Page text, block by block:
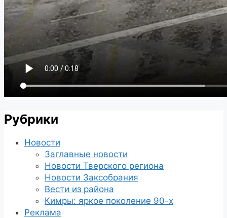
Рубрики
Новости
Заглавные новости
Новости Тверского региона
Новости Заксобрания
Вести из района
Кимры: яркое поколение 90-х
Реклама